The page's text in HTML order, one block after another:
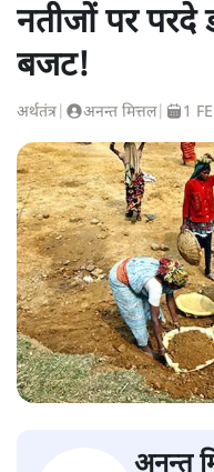
नतीजों पर परदे
बजट!
अर्थतंत्र अनन्त मित्तल| 1